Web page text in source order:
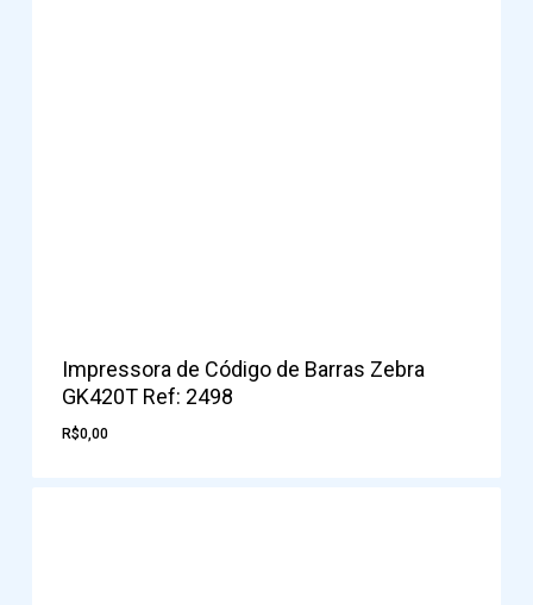
Impressora de Código de Barras Zebra
GK420T Ref: 2498
R$0,00